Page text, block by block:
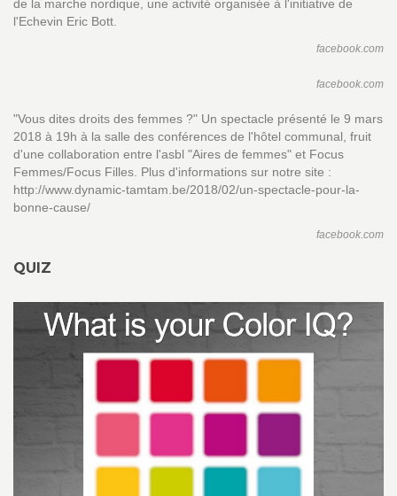
de la marche nordique, une activité organisée à l'initiative de
l'Echevin Eric Bott.
facebook.com
facebook.com
"Vous dites droits des femmes ?" Un spectacle présenté le 9 mars
2018 à 19h à la salle des conférences de l'hôtel communal, fruit
d'une collaboration entre l'asbl "Aires de femmes" et Focus
Femmes/Focus Filles. Plus d'informations sur notre site :
http://www.dynamic-tamtam.be/2018/02/un-spectacle-pour-la-
bonne-cause/
facebook.com
QUIZ